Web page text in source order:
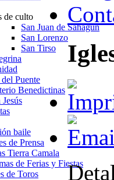
de culto
San Juan de Sahagún
San Lorenzo
San Tirso
Puente
Benedictinas
baile
de Prensa
Tierra Camala
de Ferias y Fiestas
de Toros